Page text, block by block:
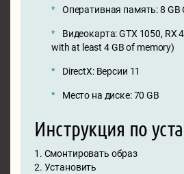
Оперативная память: 8 GB
Видеокарта: GTX 1050, RX
with at least 4 GB of memory)
DirectX: Версии 11
Место на диске: 70 GB
Инструкция по
1. Смонтировать образ
2. Установить